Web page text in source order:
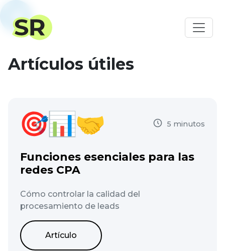
Artículos útiles
5 minutos
Funciones esenciales para las
redes CPA
Cómo controlar la calidad del
procesamiento de leads
Artículo